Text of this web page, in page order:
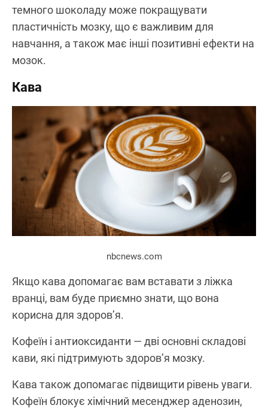
темного шоколаду може покращувати
пластичність мозку, що є важливим для
навчання, а також має інші позитивні ефекти на
мозок.
Кава
nbcnews.com
Якщо кава допомагає вам вставати з ліжка
вранці, вам буде приємно знати, що вона
корисна для здоров’я.
Кофеїн і антиоксиданти — дві основні складові
кави, які підтримують здоров’я мозку.
Кава також допомагає підвищити рівень уваги.
Кофеїн блокує хімічний месенджер аденозин,